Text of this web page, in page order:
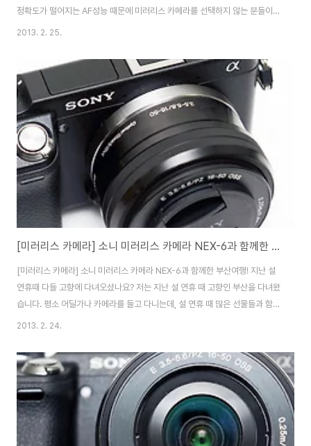
정확도가 떨어지는 AF성능 때문에 미러리스 카메라를 선택하지 않는 분들이
많이 계셨을 겁니다. 하지만 최근 출시되고 있는 미러리스 카메라는 이러한 단
스 카메라 NEX-5R과 NEX-6은 DSLR과 같은 APS-C 타입 센서를 탑재해
그에 맞먹는 화질과 효율적인 촬영 인터페이스, 고속 위상차 AF로 속도와 정확
성 모두 완벽한 수준을 보여주는 제품입니다. NEX-6의 듀얼 AF 시스템은 일
반 DSLR보다 더욱 넓고 촘촘한 AF 측거 범위를 갖추고 있습니다. 25개의 콘
트라스트 A..
2013. 2. 25.
[미러리스 카메라] 소니 미러리스 카메라 NEX-6과 함께한 부산여행!
[미러리스 카메라] 소니 미러리스 카메라 NEX-6과 함께한 부산여행! 지난 설
연휴때 다들 고향에 다녀오셨나요? 저는 지난 설 연휴 때 고향인 부산을 다녀왔
습니다. 평소 어딜가나 카메라를 들고 다니는데, 설 연휴 때 많은 선물들과 함께
DSLR 카메라를 들고 가려니 굉장히 부담스럽더군요. 그래서 휴대성이 좋은
날 날이 너무 좋아서 부산 영도집 베란다에서 사진을 촬영해 보았습니다. 설 연
휴라 그런지 바다에는 많은 배들이 정박해 있었는데요. 소니 미러리스 카메라
의 파노라마 기능으로 사진을 담아 보았습니다. 왼쪽으로는 중리산부터 오른쪽
85호 광장까지 사진 1장에 담을 수 있었습니다. 날이 너무 좋아 집 근처 한국해
양대학교를 방문했..
2013. 2. 24.